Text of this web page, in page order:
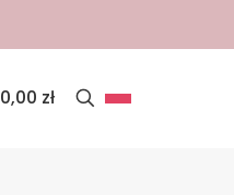
0,00 zł